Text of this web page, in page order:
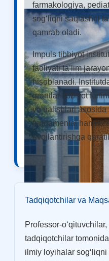
TarixiMissiya va
kengashi
hujjatlar
Tayyorlov kurslari
farmakologiya,
sog‘liqni saqlashni
qamrab oladi.
Impuls tibbiyot
faoliyati ta’lim
hisoblanadi.
grantlar tibbiyot
yo‘nalishlari
fundamental hamda
rivojlantirishga
Tadqiqotchilar va
Professor-
tadqiqotchilar
ilmiy loyihalar